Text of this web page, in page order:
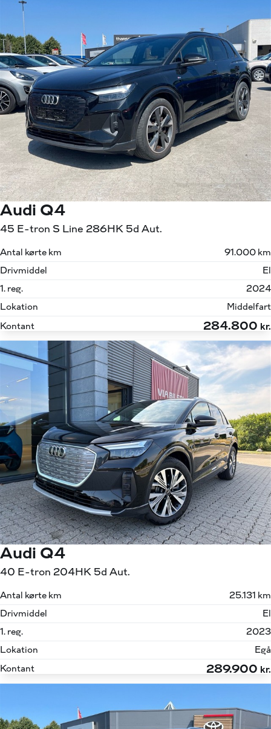
Audi Q4
45 E-tron S Line 286HK 5d Aut.
Antal kørte km
91.000 km
Drivmiddel
El
1. reg.
2024
Lokation
Middelfart
Kontant
284.800 kr.
Audi Q4
40 E-tron 204HK 5d Aut.
Antal kørte km
25.131 km
Drivmiddel
El
1. reg.
2023
Lokation
Egå
Kontant
289.900 kr.